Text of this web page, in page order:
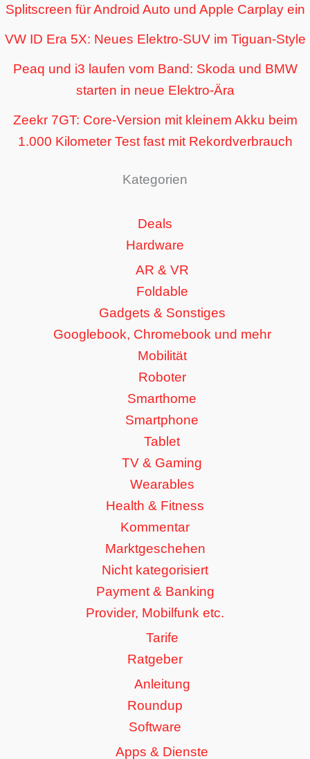
Splitscreen für Android Auto und Apple Carplay ein
VW ID Era 5X: Neues Elektro-SUV im Tiguan-Style
Peaq und i3 laufen vom Band: Skoda und BMW
starten in neue Elektro-Ära
Zeekr 7GT: Core-Version mit kleinem Akku beim
1.000 Kilometer Test fast mit Rekordverbrauch
Kategorien
Deals
Hardware
AR & VR
Foldable
Gadgets & Sonstiges
Googlebook, Chromebook und mehr
Mobilität
Roboter
Smarthome
Smartphone
Tablet
TV & Gaming
Wearables
Health & Fitness
Kommentar
Marktgeschehen
Nicht kategorisiert
Payment & Banking
Provider, Mobilfunk etc.
Tarife
Ratgeber
Anleitung
Roundup
Software
Apps & Dienste